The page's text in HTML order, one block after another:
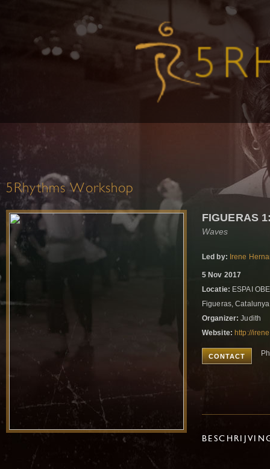
5Rhythms Workshop
FIGUERAS
Waves
Led by: Irene
5 Nov 2017
Locatie: ESPAI
Figueras,
Organizer: Judith
Website: http://
CONTACT